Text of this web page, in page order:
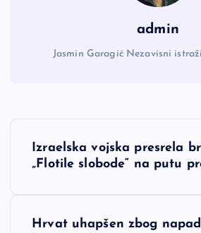
admin
Jasmin Garagić Nezavisni
NIzraelska vojska presrela
„Flotile slobode“ na putu
Hrvat uhapšen zbog